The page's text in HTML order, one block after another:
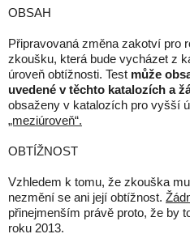
OBSAH
Připravovaná změna zakotví pro
zkoušku, která bude vycházet z
úroveň obtížnosti. Test může
uvedené v těchto katalozích a
obsaženy v katalozích pro vyšší
„meziúroveň“.
OBTÍŽNOST
Vzhledem k tomu, že zkouška
nezmění se ani její obtížnost.
přinejmenším právě proto, že by
roku 2013.